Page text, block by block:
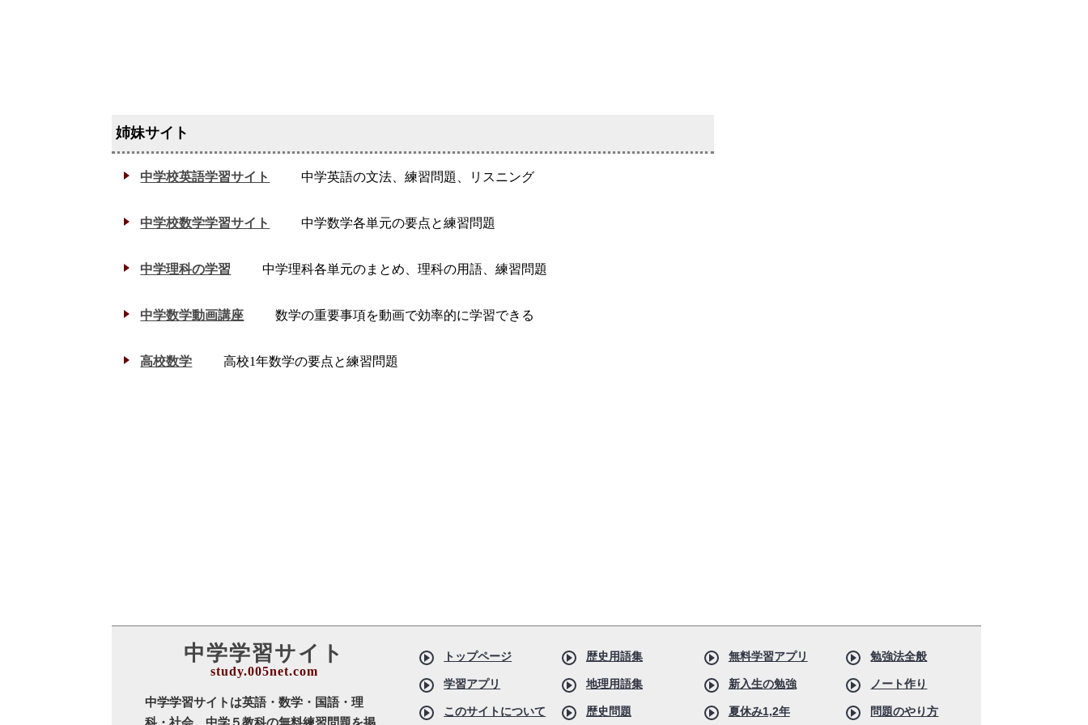
中学校英語学習サイト 中学英語の文法、練習問題、リスニング
中学校数学学習サイト 中学数学各単元の要点と練習問題
中学理科の学習 中学理科各単元のまとめ、理科の用語、練習問題
中学数学動画講座 数学の重要事項を動画で効率的に学習できる
高校数学 高校1年数学の要点と練習問題
中学学習サイト
中学学習サイトは英語・数学・国語・理
トップページ
学習アプリ
このサイトについて
歴史用語集
地理用語集
歴史問題
無料学習アプリ
新入生の勉強
夏休み1,2年
勉強法全般
ノート作り
問題のやり方